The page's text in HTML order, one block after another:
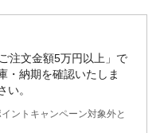
注文金額5万円以上」で
・納期を確認いたしま
い。
ントキャンペーン対象外と